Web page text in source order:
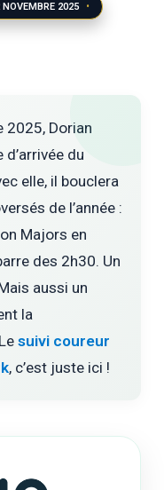
NOVEMBRE 2025
2025, Dorian
du
elle, il bouclera
de l’année :
Majors en
des 2h30. Un
aussi un
la
suivi coureur
, c’est juste ici !